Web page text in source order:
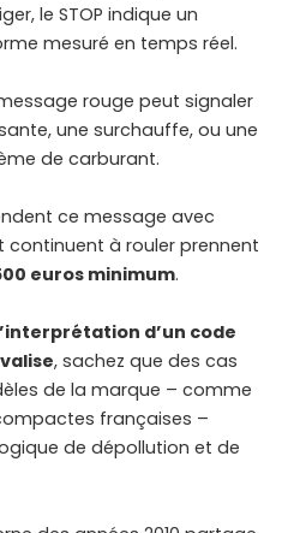
le STOP indique un
mesuré en temps réel.
rouge peut signaler
une surchauffe, ou une
de carburant.
ce message avec
continuent à rouler prennent
euros minimum.
d’un code
, sachez que des cas
de la marque – comme
françaises –
de dépollution et de